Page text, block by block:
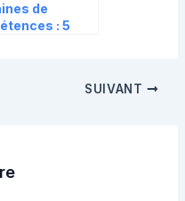
de
: 5
SUIVANT